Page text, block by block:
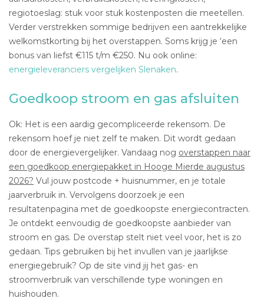
regiotoeslag: stuk voor stuk kostenposten die meetellen.
Verder verstrekken sommige bedrijven een aantrekkelijke
welkomstkorting bij het overstappen. Soms krijg je ‘een
bonus van liefst €115 t/m €250. Nu ook online:
energieleveranciers vergelijken Slenaken.
Goedkoop stroom en gas afsluiten
Ok: Het is een aardig gecompliceerde rekensom. De
rekensom hoef je niet zelf te maken. Dit wordt gedaan
door de energievergelijker. Vandaag nog overstappen naar
een goedkoop energiepakket in Hooge Mierde augustus
2026? Vul jouw postcode + huisnummer, en je totale
jaarverbruik in. Vervolgens doorzoek je een
resultatenpagina met de goedkoopste energiecontracten.
Je ontdekt eenvoudig de goedkoopste aanbieder van
stroom en gas. De overstap stelt niet veel voor, het is zo
gedaan. Tips gebruiken bij het invullen van je jaarlijkse
energiegebruik? Op de site vind jij het gas- en
stroomverbruik van verschillende type woningen en
huishouden.